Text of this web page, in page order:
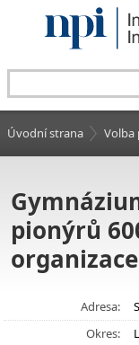
Úvodní strana Volba
pionýrů
organizace
Adresa:
Okres: